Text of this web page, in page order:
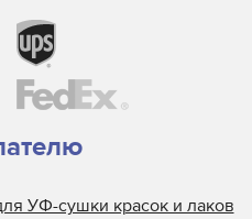
УФ-сушки красок и лаков